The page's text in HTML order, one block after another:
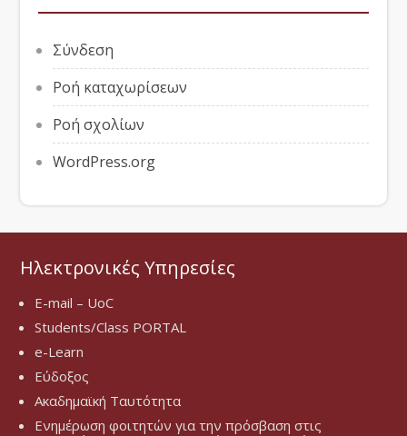
Σύνδεση
Ροή καταχωρίσεων
Ροή σχολίων
WordPress.org
Ηλεκτρονικές Υπηρεσίες
E-mail – UoC
Students/Class PORTAL
e-Learn
Εύδοξος
Ακαδημαϊκή Ταυτότητα
Ενημέρωση φοιτητών για την πρόσβαση στις